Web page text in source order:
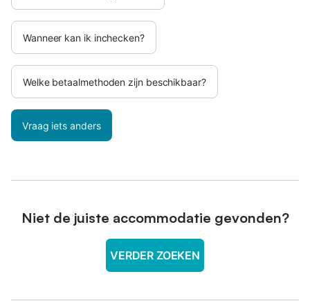
Wanneer kan ik inchecken?
Welke betaalmethoden zijn beschikbaar?
Vraag iets anders
Niet de juiste accommodatie gevonden?
VERDER ZOEKEN